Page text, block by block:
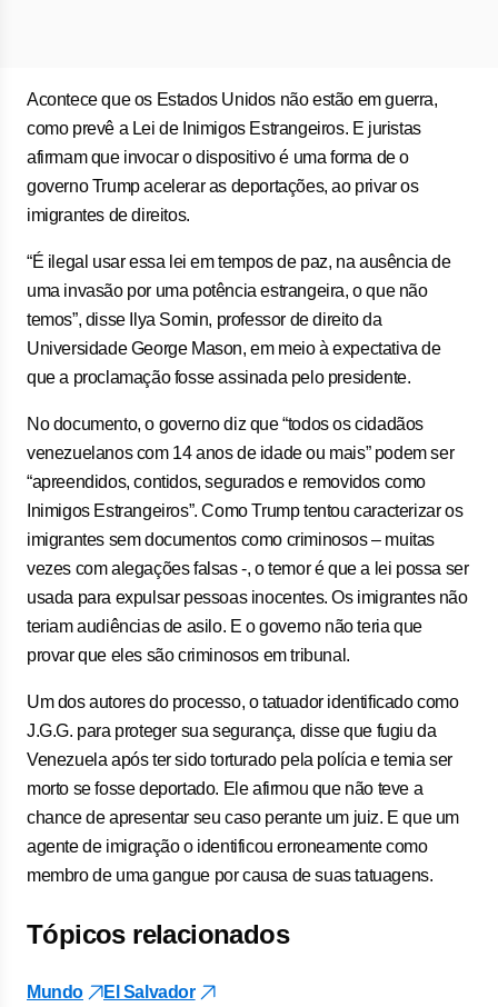
Acontece que os Estados Unidos não estão em guerra,
como prevê a Lei de Inimigos Estrangeiros. E juristas
afirmam que invocar o dispositivo é uma forma de o
governo Trump acelerar as deportações, ao privar os
imigrantes de direitos.
“É ilegal usar essa lei em tempos de paz, na ausência de
uma invasão por uma potência estrangeira, o que não
temos”, disse Ilya Somin, professor de direito da
Universidade George Mason, em meio à expectativa de
que a proclamação fosse assinada pelo presidente.
No documento, o governo diz que “todos os cidadãos
venezuelanos com 14 anos de idade ou mais” podem ser
“apreendidos, contidos, segurados e removidos como
Inimigos Estrangeiros”. Como Trump tentou caracterizar os
imigrantes sem documentos como criminosos – muitas
vezes com alegações falsas -, o temor é que a lei possa ser
usada para expulsar pessoas inocentes. Os imigrantes não
teriam audiências de asilo. E o governo não teria que
provar que eles são criminosos em tribunal.
Um dos autores do processo, o tatuador identificado como
J.G.G. para proteger sua segurança, disse que fugiu da
Venezuela após ter sido torturado pela polícia e temia ser
morto se fosse deportado. Ele afirmou que não teve a
chance de apresentar seu caso perante um juiz. E que um
agente de imigração o identificou erroneamente como
membro de uma gangue por causa de suas tatuagens.
Tópicos relacionados
Mundo El Salvador